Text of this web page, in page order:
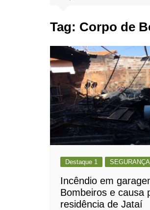
Tag: Corpo de
Destaque 1
Incêndio em
Bombeiros e causa
residência de Jataí